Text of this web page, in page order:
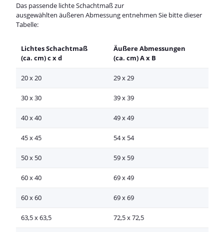
Das passende lichte Schachtmaß zur
ausgewählten äußeren Abmessung entnehmen Sie bitte dieser
Tabelle:
Lichtes Schachtmaß
(ca. cm) c x d
Äußere Abmessungen
(ca. cm) A x B
20 x 20 29 x 29
30 x 30 39 x 39
40 x 40 49 x 49
45 x 45 54 x 54
50 x 50 59 x 59
60 x 40 69 x 49
60 x 60 69 x 69
63,5 x 63,5 72,5 x 72,5